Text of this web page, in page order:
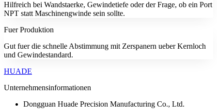
Hilfreich bei Wandstaerke, Gewindetiefe oder der Frage, ob ein Port
NPT statt Maschinengwinde sein sollte.
Fuer Produktion
Gut fuer die schnelle Abstimmung mit Zerspanern ueber Kernloch
und Gewindestandard.
HUADE
Unternehmensinformationen
Dongguan Huade Precision Manufacturing Co., Ltd.